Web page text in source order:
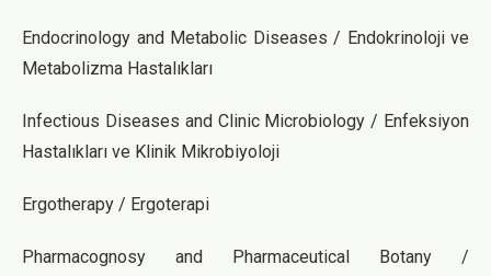
Endocrinology and Metabolic Diseases / Endokrinoloji ve
Metabolizma Hastalıkları
Infectious Diseases and Clinic Microbiology / Enfeksiyon
Hastalıkları ve Klinik Mikrobiyoloji
Ergotherapy / Ergoterapi
Pharmacognosy and Pharmaceutical Botany /